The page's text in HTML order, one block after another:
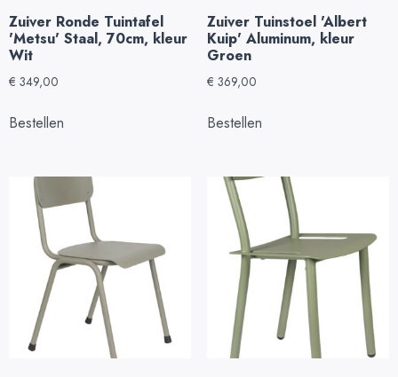
Zuiver Ronde Tuintafel
'Metsu' Staal, 70cm, kleur
Wit
€ 349,00
Bestellen
Zuiver Tuinstoel 'Albert
Kuip' Aluminum, kleur
Groen
€ 369,00
Bestellen